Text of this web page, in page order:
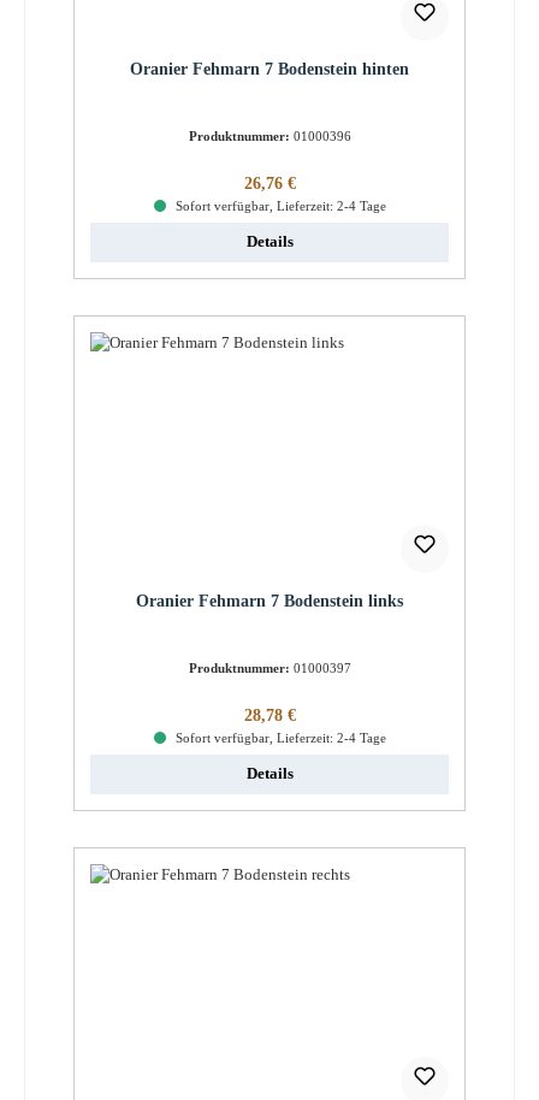
Oranier Fehmarn 7 Bodenstein hinten
Produktnummer: 01000396
Regulärer Preis:
26,76 €
Sofort verfügbar, Lieferzeit: 2-4 Tage
Details
Oranier Fehmarn 7 Bodenstein links
Produktnummer: 01000397
Regulärer Preis:
28,78 €
Sofort verfügbar, Lieferzeit: 2-4 Tage
Details